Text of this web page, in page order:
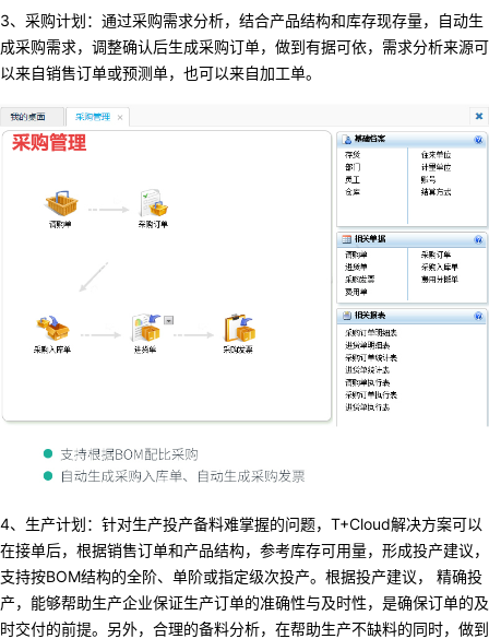
3、采购计划： 通过采购需求分析， 结合产品结构和库存现存量，
自动生
成采购需求， 调整确认后生成采购订单， 做到有据可依， 需求分析来源可
以来自销售订单或预测单， 也可以来自加工单。
4、生产计划： 针对生产投产备料难掌握的问题，T+Cloud解决方案可以
在接单后，根据销售订单和产品结构，参考库存可用量，形成投产建议，
支持按BOM结构的全阶、 单阶或指定级次投产。根据投产建议，
精确投
产， 能够帮助生产企业保证生产订单的准确性与及时性， 是确保订单的及
时交付的前提。 另外， 合理的备料分析， 在帮助生产不缺料的同时， 做到